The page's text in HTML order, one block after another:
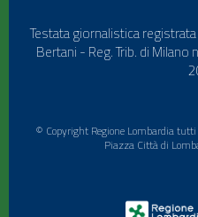
Testata giornalistica
Bertani - Reg. Trib. di
© Copyright Regione Lombardia
Piazza Città di